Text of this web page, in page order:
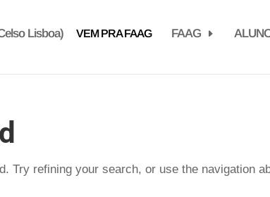
Lisboa) VEM PRA FAAG FAAG
Try refining your search, or use the navigation